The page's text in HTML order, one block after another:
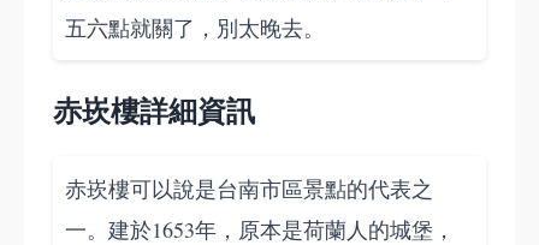
五六點就關了，別太晚去。
赤崁樓詳細資訊
赤崁樓可以說是台南市區景點的代表之
一。建於1653年，原本是荷蘭人的城堡，